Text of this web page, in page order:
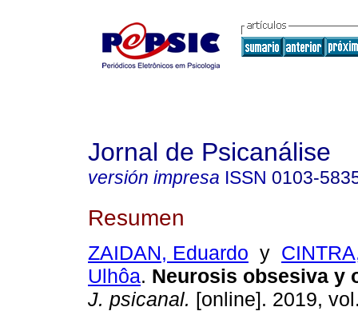
Jornal de Psicanálise
versión impresa ISSN 0103-
Resumen
ZAIDAN, Eduardo y
Ulhôa. Neurosis obsesiva y
J. psicanal. [online]. 2019,